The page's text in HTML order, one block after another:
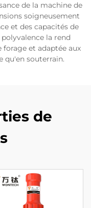
de la machine de
soigneusement
et des capacités de
la rend
et adaptée aux
qu'en souterrain.
de